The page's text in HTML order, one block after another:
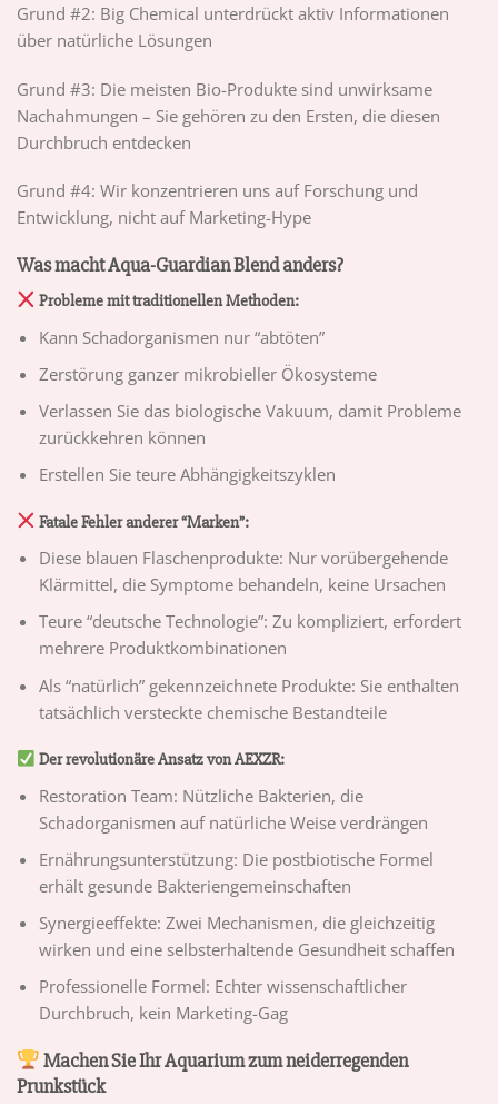
Grund #2: Big Chemical unterdrückt aktiv Informationen
über natürliche Lösungen
Grund #3: Die meisten Bio-Produkte sind unwirksame
Nachahmungen – Sie gehören zu den Ersten, die diesen
Durchbruch entdecken
Grund #4: Wir konzentrieren uns auf Forschung und
Entwicklung, nicht auf Marketing-Hype
Was macht Aqua-Guardian Blend anders?
Probleme mit traditionellen Methoden:
Kann Schadorganismen nur “abtöten”
Zerstörung ganzer mikrobieller Ökosysteme
Verlassen Sie das biologische Vakuum, damit Probleme
zurückkehren können
Erstellen Sie teure Abhängigkeitszyklen
Fatale Fehler anderer “Marken”:
Diese blauen Flaschenprodukte: Nur vorübergehende
Klärmittel, die Symptome behandeln, keine Ursachen
Teure “deutsche Technologie”: Zu kompliziert, erfordert
mehrere Produktkombinationen
Als “natürlich” gekennzeichnete Produkte: Sie enthalten
tatsächlich versteckte chemische Bestandteile
Der revolutionäre Ansatz von AEXZR:
Restoration Team: Nützliche Bakterien, die
Schadorganismen auf natürliche Weise verdrängen
Ernährungsunterstützung: Die postbiotische Formel
erhält gesunde Bakteriengemeinschaften
Synergieeffekte: Zwei Mechanismen, die gleichzeitig
wirken und eine selbsterhaltende Gesundheit schaffen
Professionelle Formel: Echter wissenschaftlicher
Durchbruch, kein Marketing-Gag
Machen Sie Ihr Aquarium zum neiderregenden
Prunkstück